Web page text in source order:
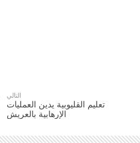
التالي
تعليم القليوبية يدين العمليات
الإرهابية بالعريش